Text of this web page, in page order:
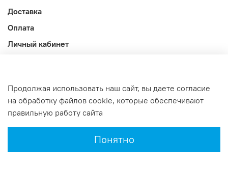
Доставка
Оплата
Личный кабинет
Оферта и политика конфиденциальности
Интернет-магазин создан на InSales
Продолжая использовать наш сайт, вы даете согласие
на обработку файлов cookie, которые обеспечивают
правильную работу сайта
Понятно